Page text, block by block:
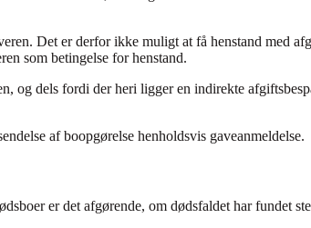
Det er derfor ikke muligt at få henstand med
som betingelse for henstand.
dels fordi der heri ligger en indirekte
af boopgørelse henholdsvis gaveanmeldelse.
er det afgørende, om dødsfaldet har fundet